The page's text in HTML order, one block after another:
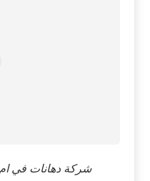
شركة دهانات في ام